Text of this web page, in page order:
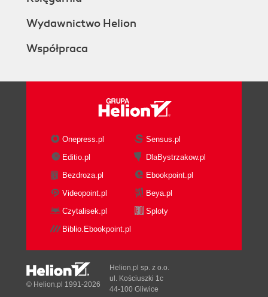
Wydawnictwo Helion
Współpraca
Onepress.pl
Sensus.pl
Editio.pl
DlaBystrzakow.pl
Bezdroza.pl
Ebookpoint.pl
Videopoint.pl
Beya.pl
Czytalisek.pl
Sploty
Biblio.Ebookpoint.pl
© Helion.pl 1991-2026
Helion.pl sp. z o.o.
ul. Kościuszki 1c
44-100 Gliwice